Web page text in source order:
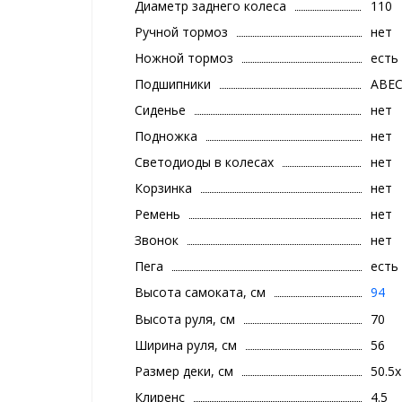
Диаметр заднего колеса
110
Ручной тормоз
нет
Ножной тормоз
есть
Подшипники
Сиденье
нет
Подножка
нет
Светодиоды в колесах
нет
Корзинка
нет
Ремень
нет
Звонок
нет
Пега
есть
Высота самоката, см
94
Высота руля, см
70
Ширина руля, см
56
Размер деки, см
Клиренс
4.5